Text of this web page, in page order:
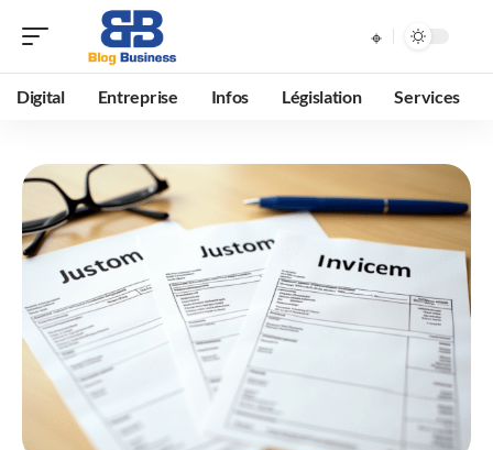
Digital Entreprise Infos Législation Services